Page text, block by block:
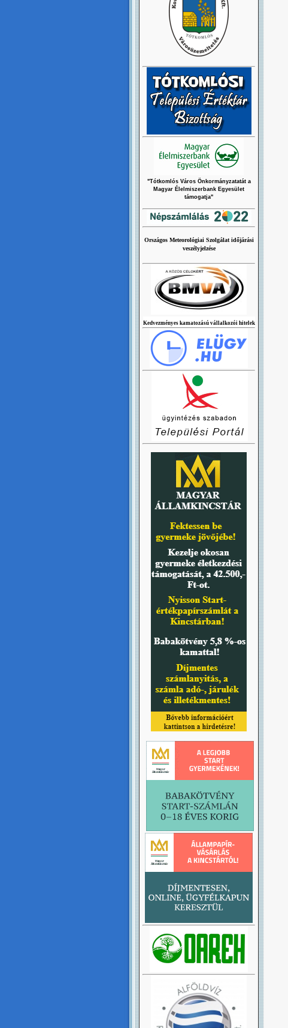
"Tótkomlós Város Önkormányzatatát a
Magyar Élelmiszerbank Egyesület
támogatja"
Országos Meteorológiai Szolgálat időjárási
veszélyjelzése
Kedvezményes kamatozású vállalkozói hitelek